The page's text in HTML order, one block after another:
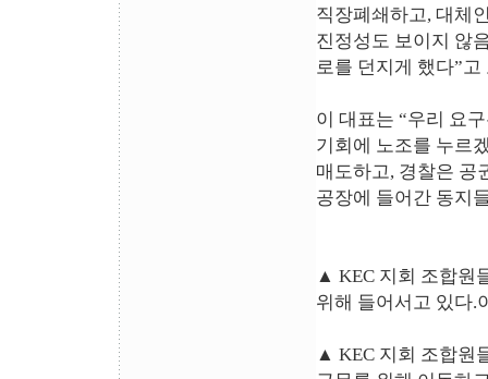
직장폐쇄하고, 대체
진정성도 보이지 않
로를 던지게 했다”고
이 대표는 “우리 요
기회에 노조를 누르
매도하고, 경찰은 공
공장에 들어간 동지
▲ KEC 지회 조합원
위해 들어서고 있다.
▲ KEC 지회 조합원